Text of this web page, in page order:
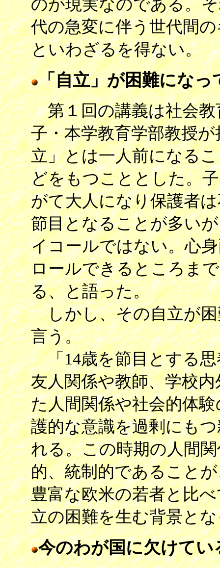
のが現実なのである。
代の急変に伴う世代間
といわざるを得ない。
「自立」が困難になっ
第１回の講義は社会教
子・本学教育学部教授
立」とは一人前になる
どをもつこととした。
がて大人になり保護者
節目となることが多い
イコールではない。心
ロールできるところま
る、と語った。
しかし、その自立が困
言う。
「14歳を節目とする思
友人関係や教師、学校
た人間関係や社会的体
護的な意識を過剰にも
れる。この時期の人間
的、統制的であること
豊富な欧米の若者と比
立の困難を生む背景と
今のわが国に欠けてい